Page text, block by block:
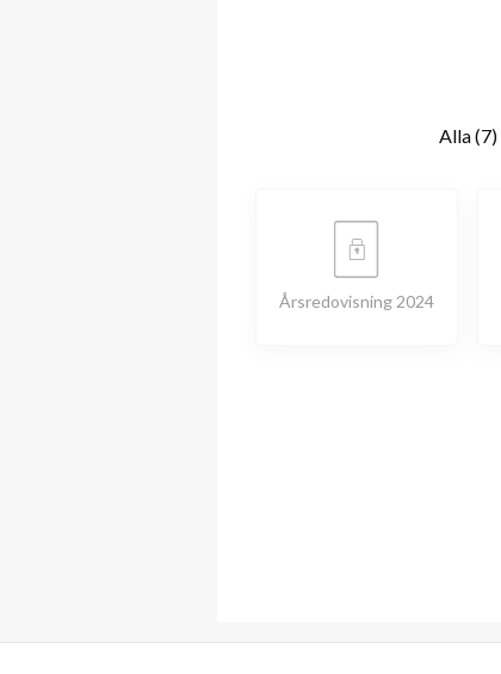
Alla (7)
Årsredovisning 2024